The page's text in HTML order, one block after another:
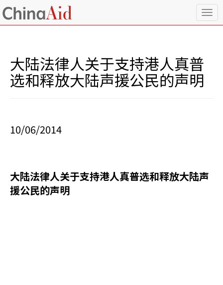
T
o
大陆法律人关于支持港人真普
选和释放大陆声援公民的声明
10/06/2014
大陆法律人关于支持港人真普选和释放大陆声
援公民的声明